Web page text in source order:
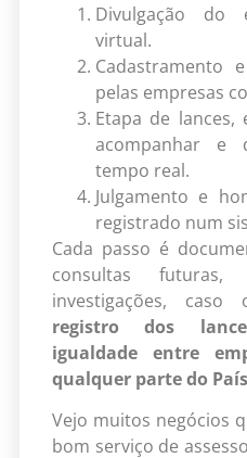
Divulgação do
virtual.
Cadastramento
pelas empresas
Etapa de
acompanhar e
tempo real.
Julgamento e
registrado num
Cada passo é
consultas
investigações, caso
registro dos
igualdade entre
qualquer parte do País
Vejo muitos negócios
bom serviço de